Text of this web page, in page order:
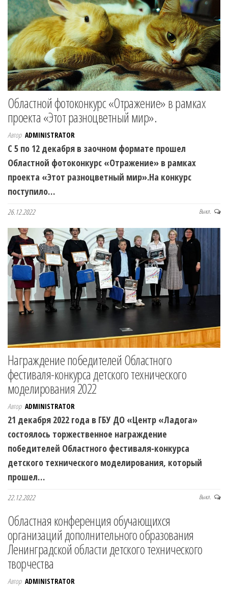
Областной фотоконкурс «Отражение» в рамках
проекта «Этот разноцветный мир».
Автор ADMINISTRATOR
С 5 по 12 декабря в заочном формате прошел
Областной фотоконкурс «Отражение» в рамках
проекта «Этот разноцветный мир».На конкурс
поступило…
26.12.2022 Выкл.
Награждение победителей Областного
фестиваля-конкурса детского технического
моделирования 2022
Автор ADMINISTRATOR
21 декабря 2022 года в ГБУ ДО «Центр «Ладога»
состоялось торжественное награждение
победителей Областного фестиваля-конкурса
детского технического моделирования, который
прошел…
22.12.2022 Выкл.
Областная конференция обучающихся
организаций дополнительного образования
Ленинградской области детского технического
творчества
Автор ADMINISTRATOR